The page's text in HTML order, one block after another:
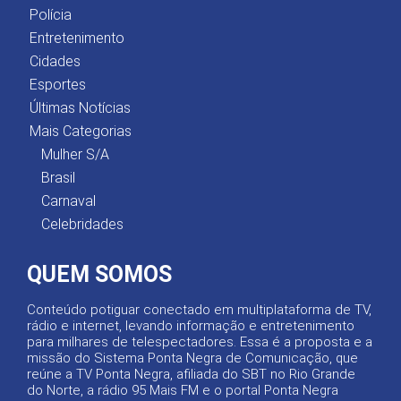
Polícia
Entretenimento
Cidades
Esportes
Últimas Notícias
Mais Categorias
Mulher S/A
Brasil
Carnaval
Celebridades
QUEM SOMOS
Conteúdo potiguar conectado em multiplataforma de TV,
rádio e internet, levando informação e entretenimento
para milhares de telespectadores. Essa é a proposta e a
missão do Sistema Ponta Negra de Comunicação, que
reúne a TV Ponta Negra, afiliada do SBT no Rio Grande
do Norte, a rádio 95 Mais FM e o portal Ponta Negra